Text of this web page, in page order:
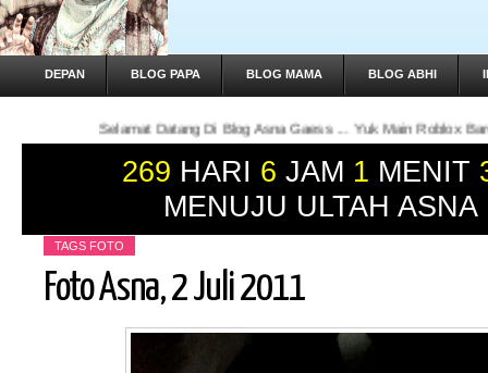
DEPAN BLOG PAPA BLOG MAMA BLOG ABHI
Datang Di Blog Asna Gaess ... Yuk Main Roblox Bareng Asna !
269 HARI 6 JAM 1 MENIT
MENUJU ULTAH ASNA
TAGS FOTO
Foto Asna, 2 Juli 2011